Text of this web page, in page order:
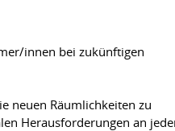
innen bei zukünftigen
neuen Räumlichkeiten zu
Herausforderungen an